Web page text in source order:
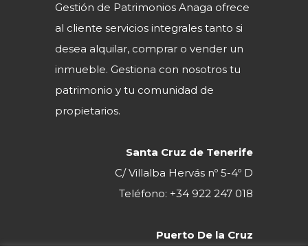
Gestión de Patrimonios Anaga ofrece
al cliente servicios integrales tanto si
desea alquilar, comprar o vender un
inmueble. Gestiona con nosotros tu
patrimonio y tu comunidad de
propietarios.
Santa Cruz de Tenerife
C/ Villalba Hervás nº 5-4º D
Teléfono: +34 922 247 018
Puerto De la Cruz